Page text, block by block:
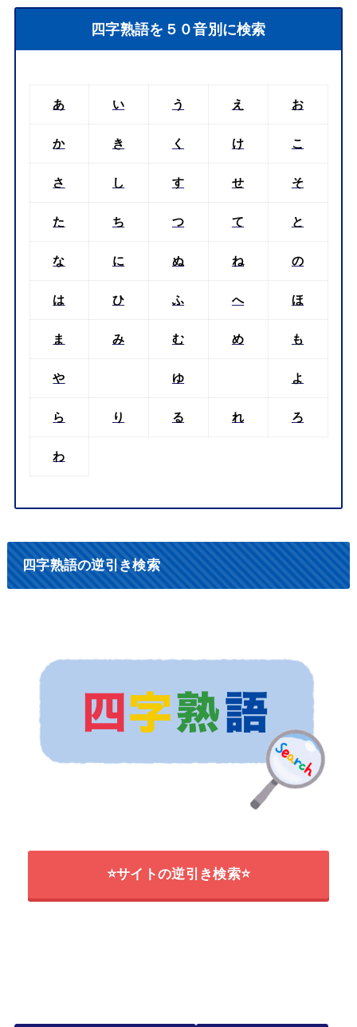
四字熟語を５０音別に検索
あ い う え お
か き く け こ
さ し す せ そ
た ち つ て と
な に ぬ ね の
は ひ ふ へ ほ
ま み む め も
や ゆ よ
ら り る れ ろ
わ
四字熟語の逆引き検索
⭐サイトの逆引き検索⭐